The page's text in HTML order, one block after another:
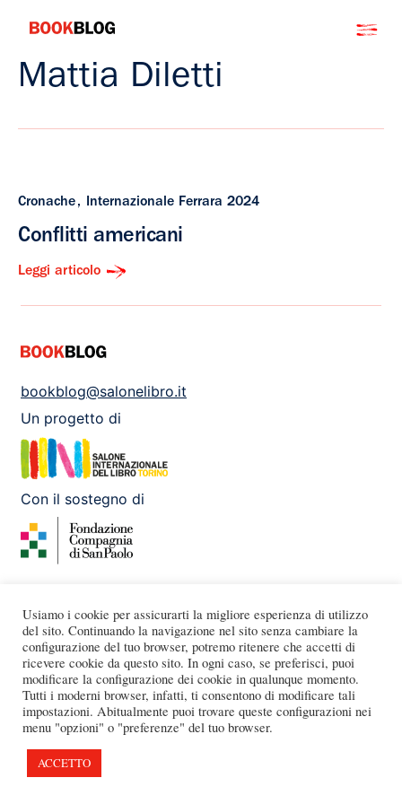
contenuto
Bookblog
Mattia Diletti
Cronache Internazionale Ferrara 2024
Conflitti americani
Leggi articolo
bookblog@salonelibro.it
Un progetto di
Con il sostegno di
Usiamo i cookie per assicurarti la migliore esperienza di utilizzo
del sito. Continuando la navigazione nel sito senza cambiare la
configurazione del tuo browser, potremo ritenere che accetti di
ricevere cookie da questo sito. In ogni caso, se preferisci, puoi
modificare la configurazione dei cookie in qualunque momento.
Tutti i moderni browser, infatti, ti consentono di modificare tali
impostazioni. Abitualmente puoi trovare queste configurazioni nei
menu "opzioni" o "preferenze" del tuo browser.
ACCETTO